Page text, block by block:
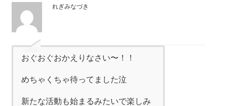
れぎみなづき
おぐおぐおかえりなさい〜！！
めちゃくちゃ待ってました泣
新たな活動も始まるみたいで楽しみ